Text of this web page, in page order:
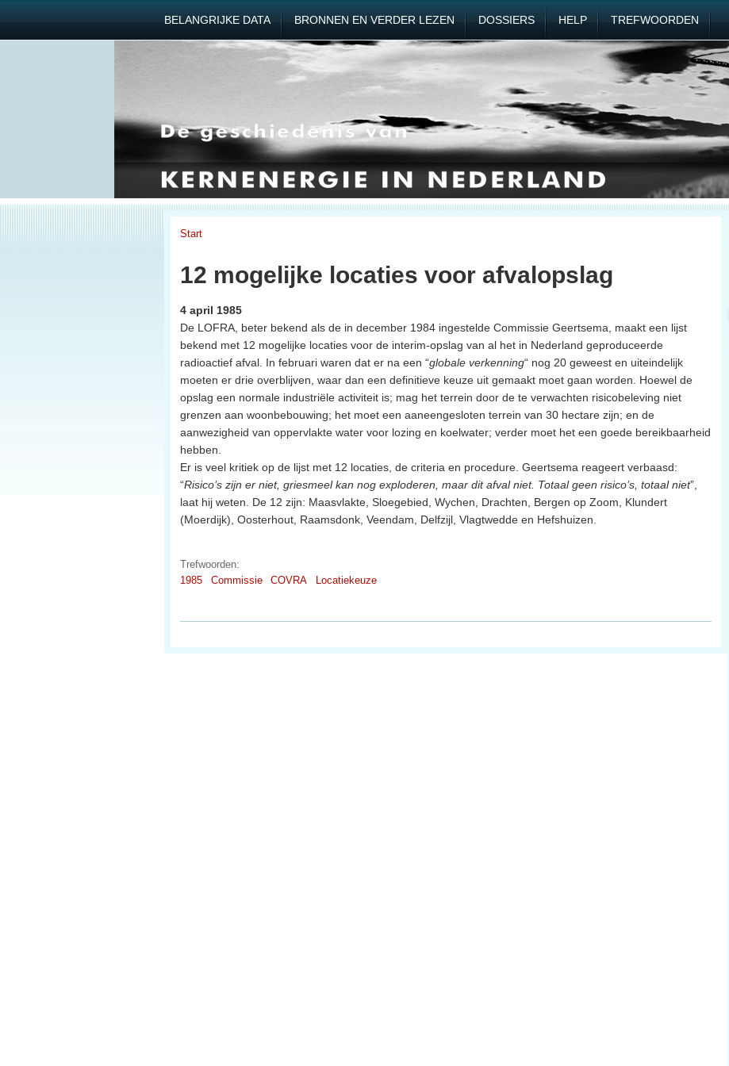
BELANGRIJKE DATA BRONNEN EN VERDER LEZEN DOSSIERS HELP TREFWOORDEN
Start
12 mogelijke locaties voor afvalopslag
4 april 1985
De LOFRA, beter bekend als de in december 1984 ingestelde Commissie Geertsema, maakt een lijst
bekend met 12 mogelijke locaties voor de interim-opslag van al het in Nederland geproduceerde
radioactief afval. In februari waren dat er na een “globale verkenning“ nog 20 geweest en uiteindelijk
moeten er drie overblijven, waar dan een definitieve keuze uit gemaakt moet gaan worden. Hoewel de
opslag een normale industriële activiteit is; mag het terrein door de te verwachten risicobeleving niet
grenzen aan woonbebouwing; het moet een aaneengesloten terrein van 30 hectare zijn; en de
aanwezigheid van oppervlakte water voor lozing en koelwater; verder moet het een goede bereikbaarheid
hebben.
Er is veel kritiek op de lijst met 12 locaties, de criteria en procedure. Geertsema reageert verbaasd:
“Risico’s zijn er niet, griesmeel kan nog exploderen, maar dit afval niet. Totaal geen risico’s, totaal niet”,
laat hij weten. De 12 zijn: Maasvlakte, Sloegebied, Wychen, Drachten, Bergen op Zoom, Klundert
(Moerdijk), Oosterhout, Raamsdonk, Veendam, Delfzijl, Vlagtwedde en Hefshuizen.
Trefwoorden:
1985
Commissie COVRA Locatiekeuze